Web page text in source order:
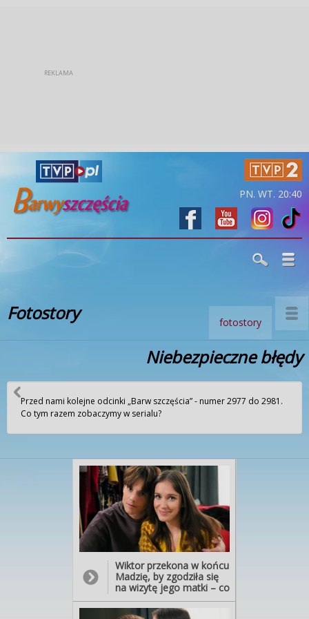
PN. WT. 20:40
Fotostory fotostory
Niebezpieczne błędy
Przed nami kolejne odcinki „Barw szczęścia” - numer 2977 do 2981.
Co tym razem zobaczymy w serialu?
Wiktor przekona w końcu
Madzię, by zgodziła się
na wizytę jego matki – co
po traumie, jaką przeżyła
podczas spotkania z jego